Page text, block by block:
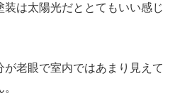
は太陽光だととてもいい感じ
が老眼で室内ではあまり見えて